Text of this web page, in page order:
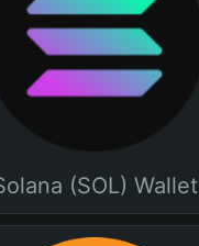
(SOL) Wallet